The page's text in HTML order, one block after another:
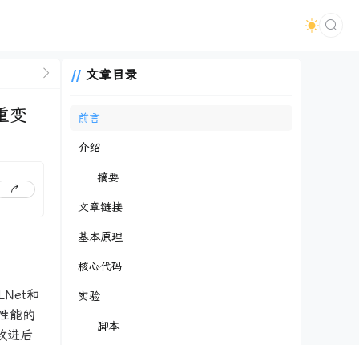
变
和
能的
进后
文章目录
前言
介绍
摘要
文章链接
基本原理
核心代码
实验
脚本